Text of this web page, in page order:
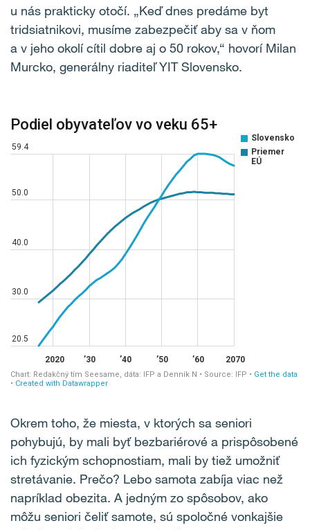
u nás prakticky otočí. „Keď dnes predáme byt
tridsiatnikovi, musíme zabezpečiť aby sa v ňom
a v jeho okolí cítil dobre aj o 50 rokov,“ hovorí Milan
Murcko, generálny riaditeľ YIT Slovensko.
Okrem toho, že miesta, v ktorých sa seniori
pohybujú, by mali byť bezbariérové a prispôsobené
ich fyzickým schopnostiam, mali by tiež umožniť
stretávanie. Prečo? Lebo samota zabíja viac než
napríklad obezita. A jedným zo spôsobov, ako
môžu seniori čeliť samote, sú spoločné vonkajšie